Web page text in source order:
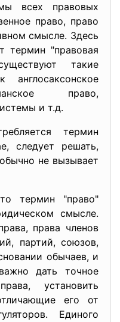
всех правовых
право, право
смысле. Здесь
термин "правовая
такие
право,
и т.д.
термин
следует решать,
не вызывает
термин "право"
смысле.
права членов
партий, союзов,
обычаев, и
дать точное
установить
его от
Единого